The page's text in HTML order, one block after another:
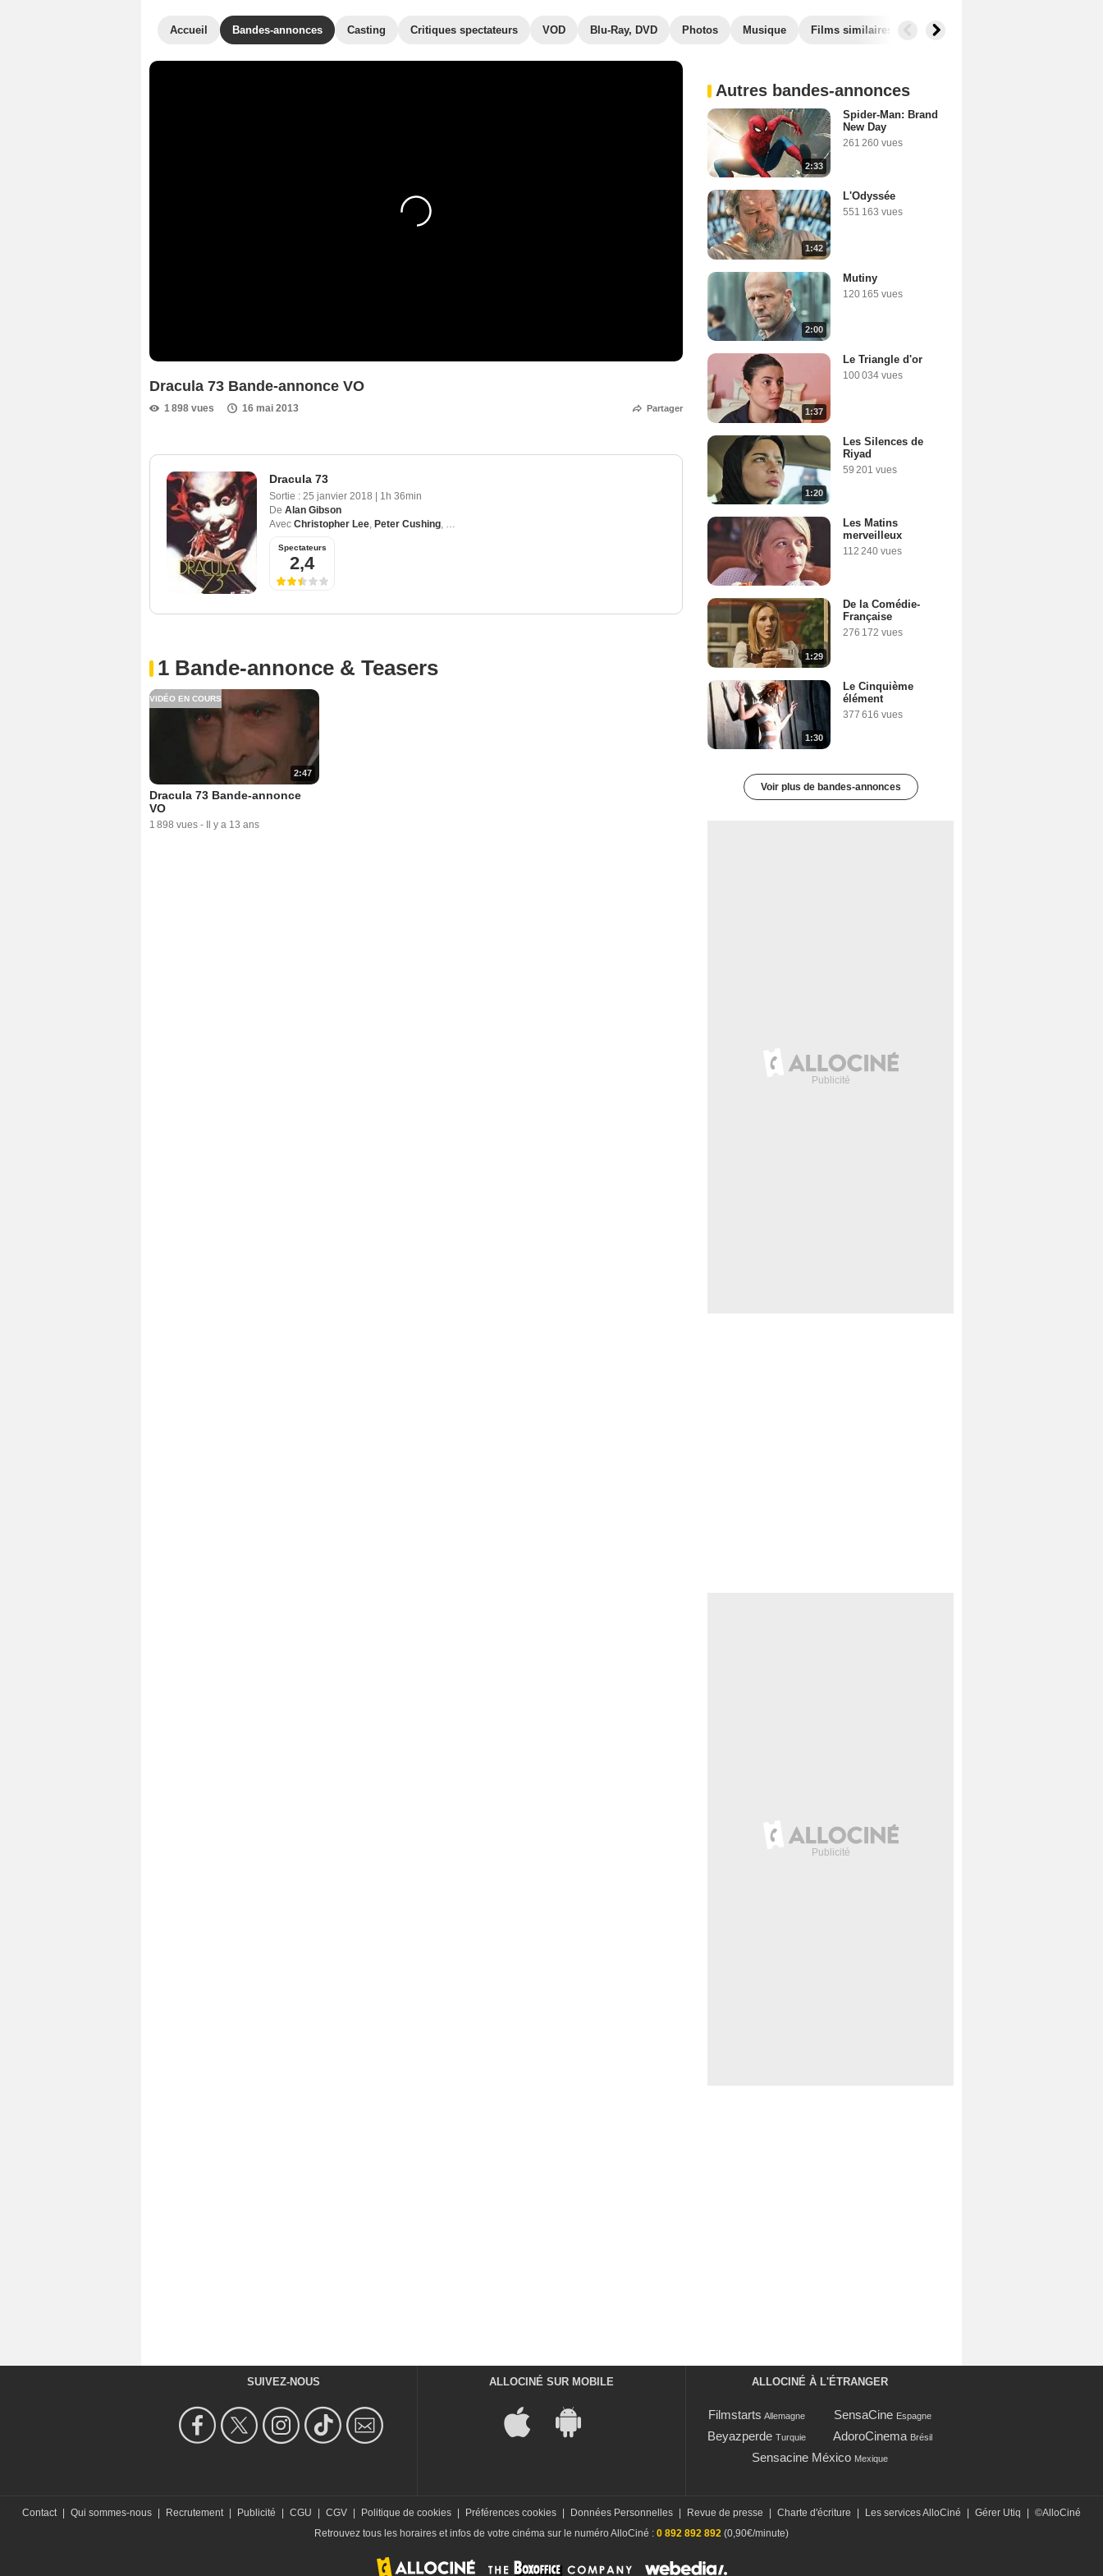
Accueil Bandes-annonces Casting Critiques spectateurs VOD Blu-Ray, DVD Photos Musique Films similaires
Dracula 73 Bande-annonce VO
1 898 vues 16 mai 2013 Partager
Dracula 73
Sortie : 25 janvier 2018
1h 36min
De Alan Gibson
Avec Christopher Lee, Peter Cushing, Stephanie Beacham Caroline Munro
Spectateurs
2,4
1 Bande-annonce & Teasers
2:47
VIDÉO EN COURS
Dracula 73 Bande-annonce
VO
1 898 vues - Il y a 13 ans
Autres bandes-annonces
2:33
Spider-Man: Brand
New Day
261 260 vues
1:42
L'Odyssée
551 163 vues
2:00
Mutiny
120 165 vues
1:37
Le Triangle d'or
100 034 vues
1:20
Les Silences de
Riyad
59 201 vues
Les Matins
merveilleux
112 240 vues
1:29
De la Comédie-
Française
276 172 vues
1:30
Le Cinquième
élément
377 616 vues
Voir plus de bandes-annonces
SUIVEZ-NOUS ALLOCINÉ SUR MOBILE ALLOCINÉ À L'ÉTRANGER
Filmstarts Allemagne SensaCine Espagne
Beyazperde Turquie AdoroCinema Brésil
Sensacine México Mexique
Contact Qui sommes-nous Recrutement Publicité CGU CGV Politique de cookies Préférences cookies Données Personnelles Revue de presse Charte d'écriture Les services AlloCiné Gérer Utiq
©AlloCiné
Retrouvez tous les horaires et infos de votre cinéma sur le numéro AlloCiné : 0 892 892 892 (0,90€/minute)